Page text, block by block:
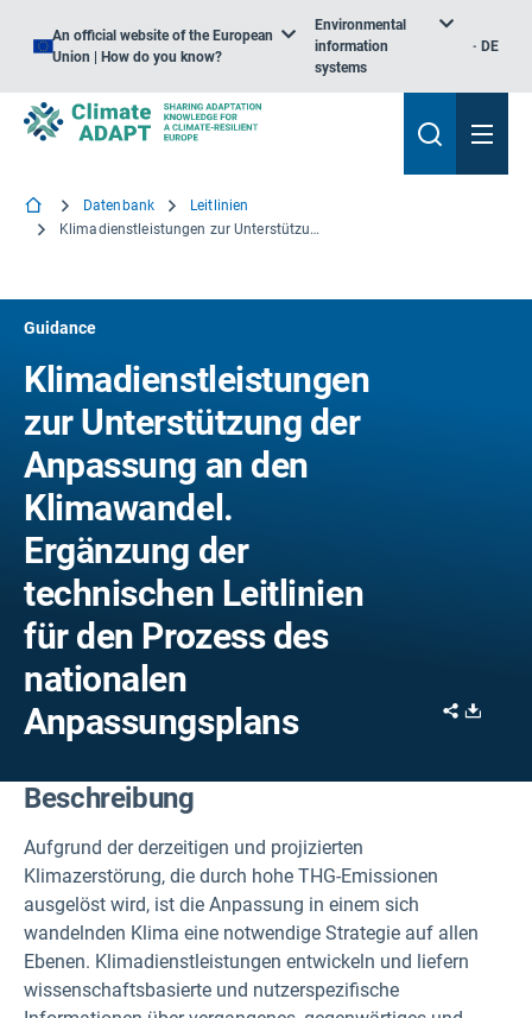
An official website of the European
Union | How do you know?
Environmental
information
systems
DE
Datenbank
Leitlinien
Klimadienstleistungen zur Unterstützung der Anpassung an den Klimawandel. Ergänzung der technischen Leitlinien für den Prozess des nationalen Anpassungsplans
Guidance
Klimadienstleistungen
zur Unterstützung der
Anpassung an den
Klimawandel.
Ergänzung der
technischen Leitlinien
für den Prozess des
nationalen
Anpassungsplans
Share
Beschreibung
Aufgrund der derzeitigen und projizierten
Klimazerstörung, die durch hohe THG-Emissionen
ausgelöst wird, ist die Anpassung in einem sich
wandelnden Klima eine notwendige Strategie auf allen
Ebenen. Klimadienstleistungen entwickeln und liefern
wissenschaftsbasierte und nutzerspezifische